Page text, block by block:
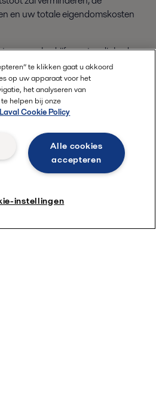
en uw totale eigendomskosten
uw bedrijfsomstandigheden
Laat onze rekenmachine de
hoeveel u kunt besparen met
te klikken gaat u akkoord
op uw apparaat voor het
het analyseren van
helpen bij onze
Cookie Policy
Alle cookies
accepteren
instellingen